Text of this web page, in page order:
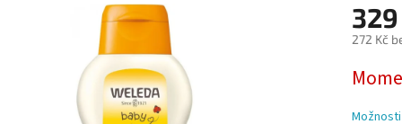
272 Kč
cena: